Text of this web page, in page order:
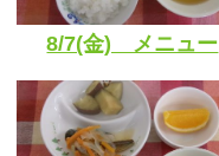
8/7(金) メニュー